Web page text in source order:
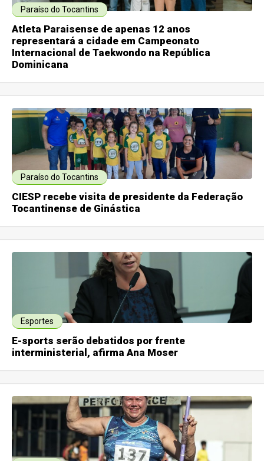
Paraíso do Tocantins
Atleta Paraisense de apenas 12 anos
representará a cidade em Campeonato
Internacional de Taekwondo na República
Dominicana
Paraíso do Tocantins
CIESP recebe visita de presidente da Federação
Tocantinense de Ginástica
Esportes
E-sports serão debatidos por frente
interministerial, afirma Ana Moser